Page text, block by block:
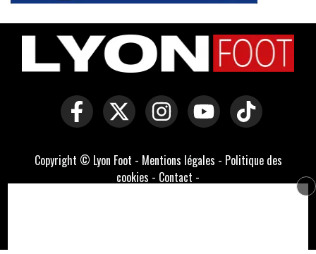
Copyright © Lyon Foot - Mentions légales - Politique des
cookies - Contact -